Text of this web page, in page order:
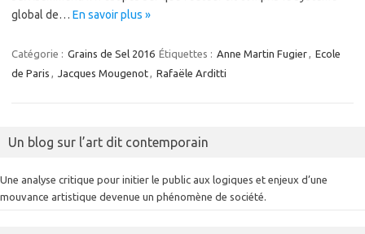
global de… En savoir plus »
Catégorie : Grains de Sel 2016 Étiquettes : Anne Martin Fugier, Ecole
de Paris , Jacques Mougenot, Rafaële Arditti
Un blog sur l’art dit contemporain
Une analyse critique pour initier le public aux logiques et enjeux d’une
mouvance artistique devenue un phénomène de société.